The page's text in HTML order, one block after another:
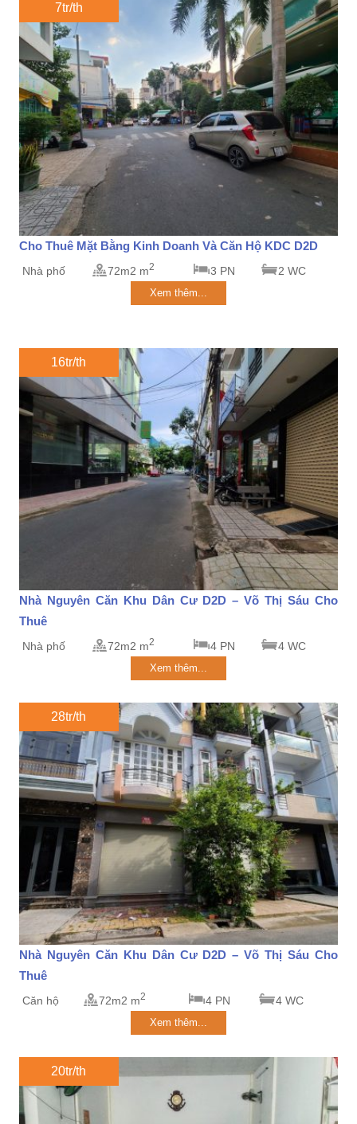
7tr/th
Cho Thuê Mặt Bằng Kinh Doanh Và Căn Hộ KDC D2D
Nhà phố 72m2 m2 3 PN 2 WC
Xem thêm...
16tr/th
Nhà Nguyên Căn Khu Dân Cư D2D – Võ Thị Sáu Cho
Thuê
Nhà phố 72m2 m2 4 PN 4 WC
Xem thêm...
28tr/th
Nhà Nguyên Căn Khu Dân Cư D2D – Võ Thị Sáu Cho
Thuê
Căn hộ 72m2 m2 4 PN 4 WC
Xem thêm...
20tr/th